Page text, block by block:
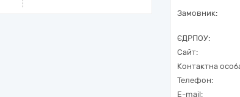
Замовник:
ЄДРПОУ:
Сайт:
Контактна
Телефон:
E-mail: